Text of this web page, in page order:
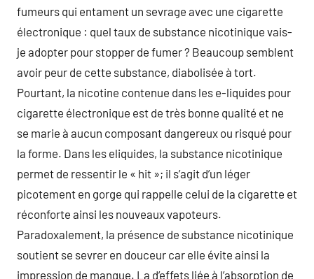
fumeurs qui entament un sevrage avec une cigarette
électronique : quel taux de substance nicotinique vais-
je adopter pour stopper de fumer ? Beaucoup semblent
avoir peur de cette substance, diabolisée à tort.
Pourtant, la nicotine contenue dans les e-liquides pour
cigarette électronique est de très bonne qualité et ne
se marie à aucun composant dangereux ou risqué pour
la forme. Dans les eliquides, la substance nicotinique
permet de ressentir le « hit »; il s’agit d’un léger
picotement en gorge qui rappelle celui de la cigarette et
réconforte ainsi les nouveaux vapoteurs.
Paradoxalement, la présence de substance nicotinique
soutient se sevrer en douceur car elle évite ainsi la
impression de manque. La d’effets liée à l’absorption de